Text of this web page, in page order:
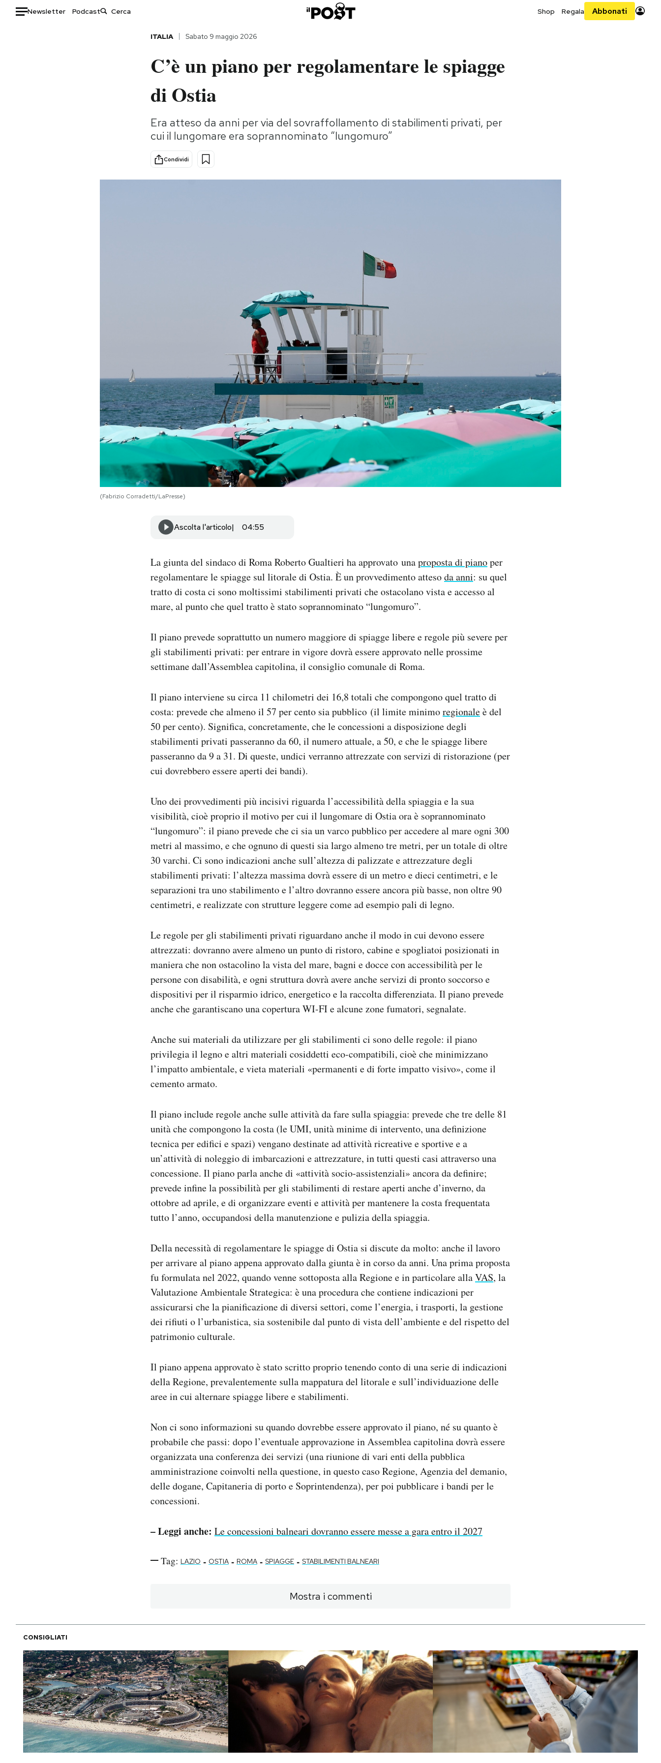
Newsletter Podcast Shop Regala Abbonati
Storie/Idee
Ok Boomer!
Altrecose
AREA PERSONALE
ITALIA Sabato 9 maggio 2026
C’è un piano per regolamentare le spiagge
di Ostia
Era atteso da anni per via del sovraffollamento di stabilimenti privati, per
cui il lungomare era soprannominato “lungomuro”
Condividi
(Fabrizio Corradetti/LaPresse)
Ascolta l'articolo 04:55
La giunta del sindaco di Roma Roberto Gualtieri ha approvato unaproposta di pianoper
regolamentare le spiagge sul litorale di Ostia. È un provvedimento attesoda anni: su quel
tratto di costa ci sono moltissimi stabilimenti privati che ostacolano vista e accesso al
mare, al punto che quel tratto è stato soprannominato “lungomuro”.
Il piano prevede soprattutto un numero maggiore di spiagge libere e regole più severe per
gli stabilimenti privati: per entrare in vigore dovrà essere approvato nelle prossime
settimane dall’Assemblea capitolina, il consiglio comunale di Roma.
Il piano interviene su circa 11 chilometri dei 16,8 totali che compongono quel tratto di
costa: prevede che almeno il 57 per cento sia pubblico (il limite minimoregionaleè del
50 per cento). Significa, concretamente, che le concessioni a disposizione degli
stabilimenti privati passeranno da 60, il numero attuale, a 50, e che le spiagge libere
passeranno da 9 a 31. Di queste, undici verranno attrezzate con servizi di ristorazione (per
cui dovrebbero essere aperti dei bandi).
Uno dei provvedimenti più incisivi riguarda l’accessibilità della spiaggia e la sua
visibilità, cioè proprio il motivo per cui il lungomare di Ostia ora è soprannominato
“lungomuro”: il piano prevede che ci sia un varco pubblico per accedere al mare ogni 300
metri al massimo, e che ognuno di questi sia largo almeno tre metri, per un totale di oltre
30 varchi. Ci sono indicazioni anche sull’altezza di palizzate e attrezzature degli
stabilimenti privati: l’altezza massima dovrà essere di un metro e dieci centimetri, e le
separazioni tra uno stabilimento e l’altro dovranno essere ancora più basse, non oltre 90
centimetri, e realizzate con strutture leggere come ad esempio pali di legno.
Le regole per gli stabilimenti privati riguardano anche il modo in cui devono essere
attrezzati: dovranno avere almeno un punto di ristoro, cabine e spogliatoi posizionati in
maniera che non ostacolino la vista del mare, bagni e docce con accessibilità per le
persone con disabilità, e ogni struttura dovrà avere anche servizi di pronto soccorso e
dispositivi per il risparmio idrico, energetico e la raccolta differenziata. Il piano prevede
anche che garantiscano una copertura WI-FI e alcune zone fumatori, segnalate.
Anche sui materiali da utilizzare per gli stabilimenti ci sono delle regole: il piano
privilegia il legno e altri materiali cosiddetti eco-compatibili, cioè che minimizzano
l’impatto ambientale, e vieta materiali «permanenti e di forte impatto visivo», come il
cemento armato.
Il piano include regole anche sulle attività da fare sulla spiaggia: prevede che tre delle 81
unità che compongono la costa (le UMI, unità minime di intervento, una definizione
tecnica per edifici e spazi) vengano destinate ad attività ricreative e sportive e a
un’attività di noleggio di imbarcazioni e attrezzature, in tutti questi casi attraverso una
concessione. Il piano parla anche di «attività socio-assistenziali» ancora da definire;
prevede infine la possibilità per gli stabilimenti di restare aperti anche d’inverno, da
ottobre ad aprile, e di organizzare eventi e attività per mantenere la costa frequentata
tutto l’anno, occupandosi della manutenzione e pulizia della spiaggia.
Della necessità di regolamentare le spiagge di Ostia si discute da molto: anche il lavoro
per arrivare al piano appena approvato dalla giunta è in corso da anni. Una prima proposta
fu formulata nel 2022, quando venne sottoposta alla Regione e in particolare allaVAS, la
Valutazione Ambientale Strategica: è una procedura che contiene indicazioni per
assicurarsi che la pianificazione di diversi settori, come l’energia, i trasporti, la gestione
dei rifiuti o l’urbanistica, sia sostenibile dal punto di vista dell’ambiente e del rispetto del
patrimonio culturale.
Il piano appena approvato è stato scritto proprio tenendo conto di una serie di indicazioni
della Regione, prevalentemente sulla mappatura del litorale e sull’individuazione delle
aree in cui alternare spiagge libere e stabilimenti.
Non ci sono informazioni su quando dovrebbe essere approvato il piano, né su quanto è
probabile che passi: dopo l’eventuale approvazione in Assemblea capitolina dovrà essere
organizzata una conferenza dei servizi (una riunione di vari enti della pubblica
amministrazione coinvolti nella questione, in questo caso Regione, Agenzia del demanio,
delle dogane, Capitaneria di porto e Soprintendenza), per poi pubblicare i bandi per le
concessioni.
– Leggi anche: Le concessioni balneari dovranno essere messe a gara entro il 2027
Tag: LAZIO - OSTIA - ROMA - SPIAGGE - STABILIMENTI BALNEARI
Mostra i commenti
CONSIGLIATI